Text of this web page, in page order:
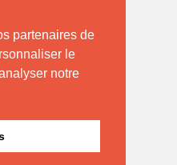
partenaires de
le
notre